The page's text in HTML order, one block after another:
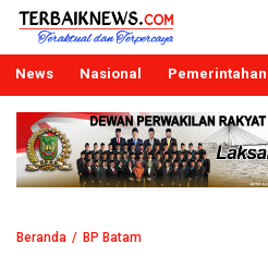
Terbaiknews
Teraktual dan Terpercaya
News Nasional Pemerintahan
Beranda BP Batam